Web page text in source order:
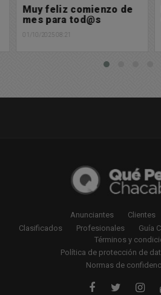
Muy feliz comienzo de
mes para tod@s
01/10/2025 08:21 30/
Anunciantes Clientes
Clasificados
Profesionales Guía
Términos y
Política de protección de
Normas de